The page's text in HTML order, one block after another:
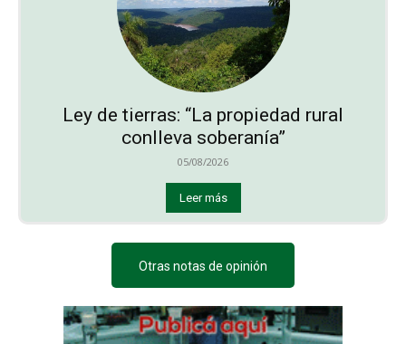
Ley de tierras: “La propiedad rural
conlleva soberanía”
05/08/2026
Leer más
Otras notas de opinión